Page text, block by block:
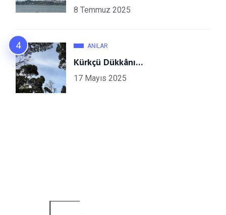
8 Temmuz 2025
ANILAR
Kürkçü Dükkânı…
17 Mayıs 2025